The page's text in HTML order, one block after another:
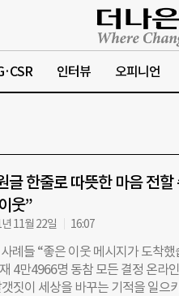
인터뷰 오피니언
글 한줄로 따뜻한 마음 전
웃”
11월 22일 16:07
례들 “좋은 이웃 메시지가 도착
4만4966명 동참 모든 결정 온라
짓이 세상을 바꾸는 기적을 일으